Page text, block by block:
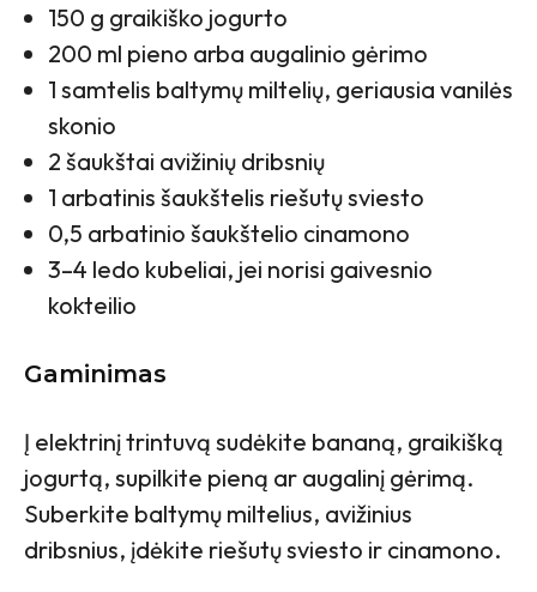
150 g graikiško jogurto
200 ml pieno arba augalinio gėrimo
1 samtelis baltymų miltelių, geriausia vanilės
skonio
2 šaukštai avižinių dribsnių
1 arbatinis šaukštelis riešutų sviesto
0,5 arbatinio šaukštelio cinamono
3–4 ledo kubeliai, jei norisi gaivesnio
kokteilio
Gaminimas
Į elektrinį trintuvą sudėkite bananą, graikišką
jogurtą, supilkite pieną ar augalinį gėrimą.
Suberkite baltymų miltelius, avižinius
dribsnius, įdėkite riešutų sviesto ir cinamono.